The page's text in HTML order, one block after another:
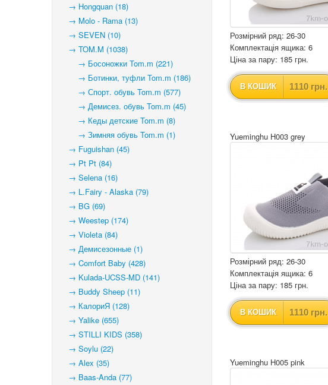
→ Hongquan (18)
→ Molo - Rama (13)
→ SEVEN (10)
→ TOM.M (1038)
→ Босоножки Tom.m (221)
→ Ботинки, туфли Tom.m (186)
→ Спорт. обувь Tom.m (577)
→ Демисез. обувь Tom.m (45)
→ Кеды детские Tom.m (8)
→ Зимняя обувь Tom.m (1)
→ Fuguishan (45)
→ Pt Pt (84)
→ Selena (16)
→ L.Fairy - Alaska (79)
→ BG (69)
→ Weestep (174)
→ Violeta (84)
→ Демисезонные (1)
→ Comfort Baby (428)
→ Kulada-UCSS-MD (141)
→ Buddy Sheep (11)
→ КалориЯ (128)
→ Yalike (655)
→ STILLI KIDS (358)
→ Soylu (22)
→ Alex (35)
→ Baas-Anda (77)
Розмірний ряд: 26-30
Комплектація ящика: 6
Ціна за пару: 185 грн.
В КОШИК 1110 грн.
Yueminghu H003 grey
Розмірний ряд: 26-30
Комплектація ящика: 6
Ціна за пару: 185 грн.
В КОШИК 1110 грн.
Yueminghu H005 pink